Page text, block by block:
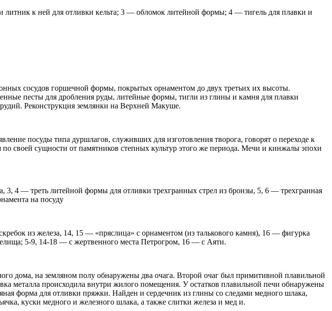
к ней для отливки кельта; 3 — обломок литейной формы; 4 — тигель для плавки и
сосудов горшечной формы, покрытых орнаментом до двух третьих их высоты.
песты для дробления руды, литейные формы, тигли из глины и камня для плавки
Реконструкция землянки на Верхней Макуше.
посуды типа дуршлагов, служивших для изготовления творога, говорят о переходе к
своей сущности от памятников степных культур этого же периода. Мечи и кинжалы эпохи
4 — треть литейной формы для отливки трехгранных стрел из бронзы, 5, 6 — трехгранная
на посуду
из железа, 14, 15 — «пряслица» с орнаментом (из талькового камня), 16 — фигурка
5-9, 14-18 — с жертвенного места Петрогром, 16 — с Аяти.
дома, на земляном полу обнаружены два очага. Второй очаг был примитивной плавильной
металла происходила внутри жилого помещения. У остатков плавильной печи обнаружены
форма для отливки пряжки. Найден и сердечник из глины со следами медного шлака,
куски медного и железного шлака, а также слитки железа и мед и.